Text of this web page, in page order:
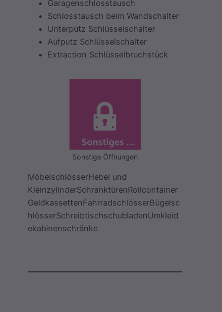
Garagenschlosstausch
Schlosstausch beim Wandschalter
Unterpütz Schlüsselschalter
Aufputz Schlüsselschalter
Extraction Schlüsselbruchstück
Sonstige Öffnungen
MöbelschlösserHebel und
KleinzylinderSchranktürenRollcontainer
GeldkassettenFahrradschlösserBügelsc
hlösserSchreibtischschubladenUmkleid
ekabinenschränke